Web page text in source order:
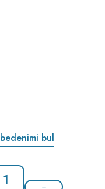
bedenimi bul